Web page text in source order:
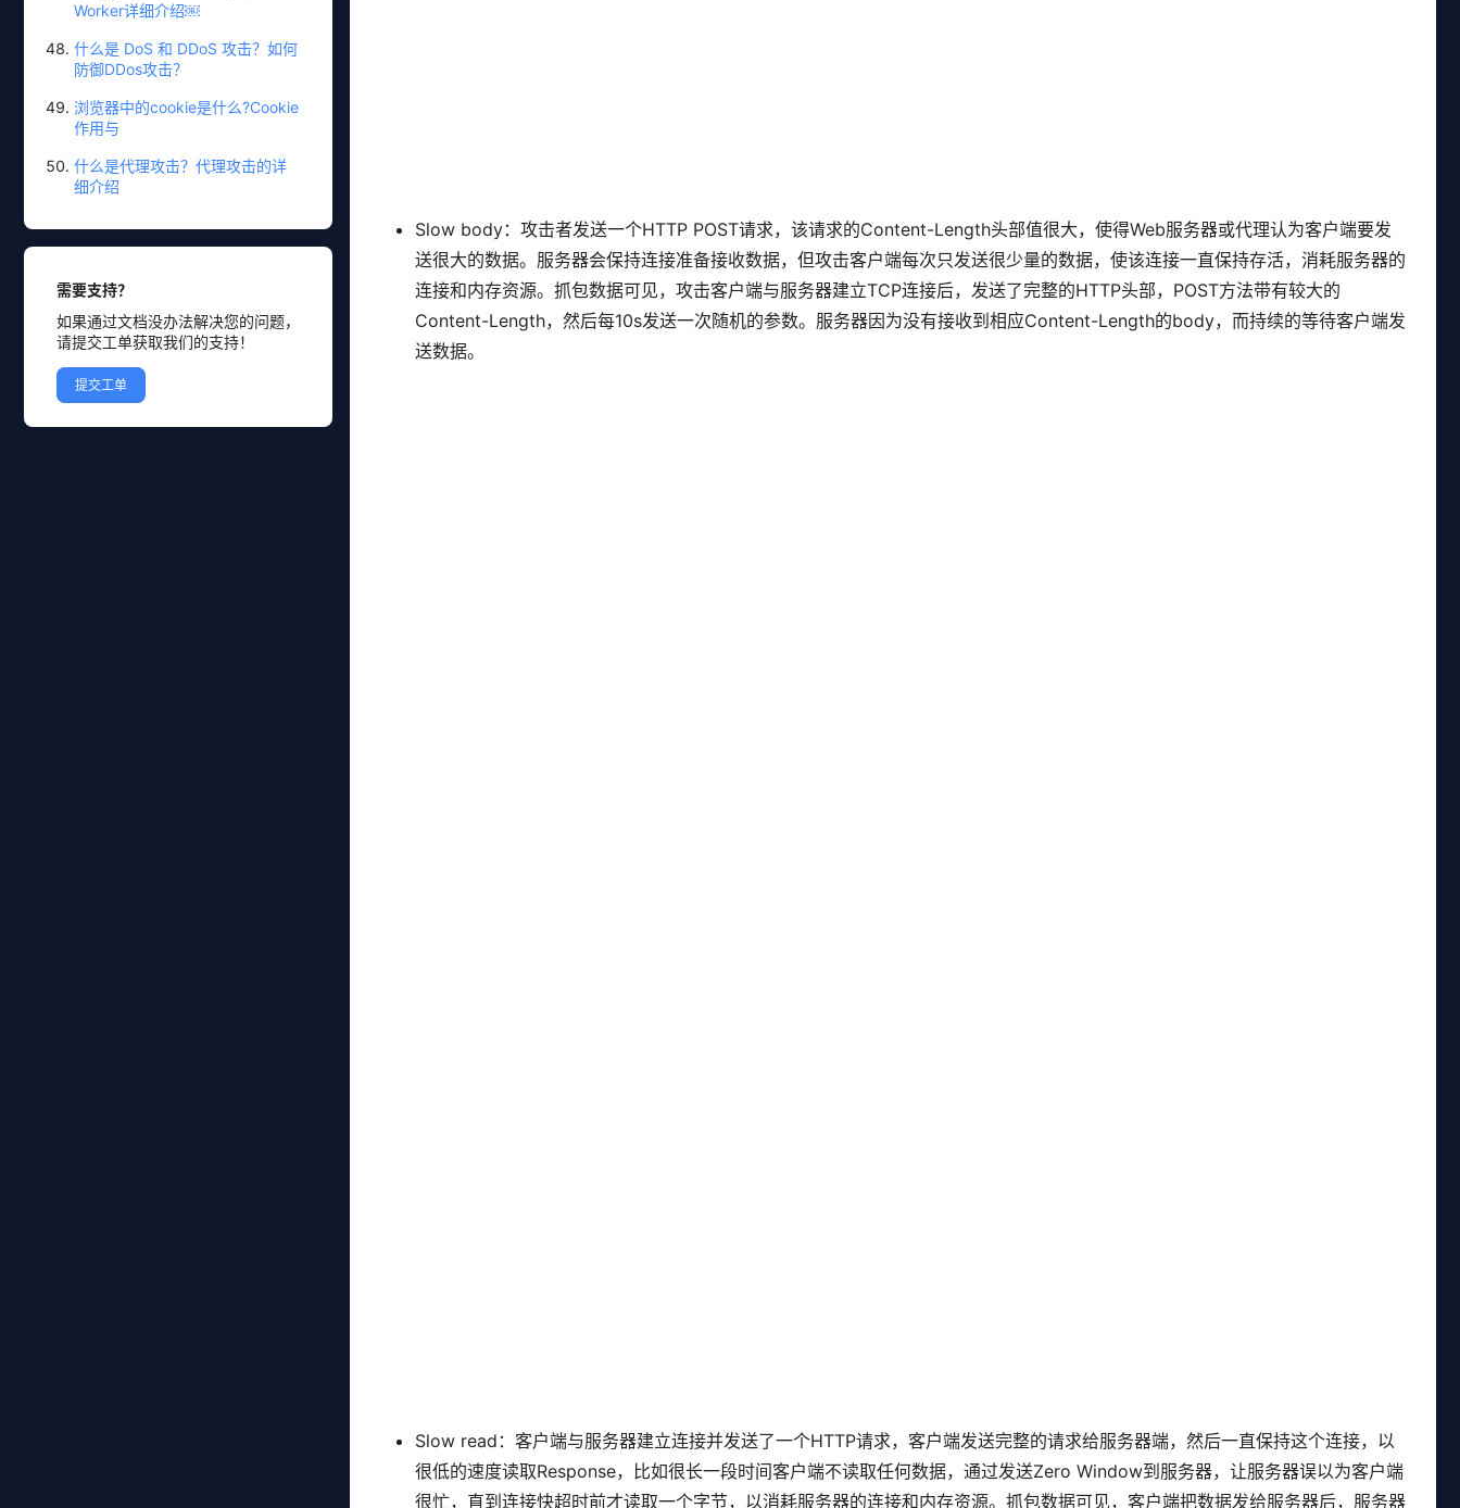
Worker详细介绍￼
什么是 DoS 和 DDoS 攻击？如何
防御DDos攻击？
浏览器中的cookie是什么?Cookie
作用与
什么是代理攻击？代理攻击的详
细介绍
需要支持？
如果通过文档没办法解决您的问题，
请提交工单获取我们的支持！
提交工单
Slow body：攻击者发送一个HTTP POST请求，该请求的Content-Length头部值很大，使得Web服务器或代理认为客户端要发
送很大的数据。服务器会保持连接准备接收数据，但攻击客户端每次只发送很少量的数据，使该连接一直保持存活，消耗服务器的
连接和内存资源。抓包数据可见，攻击客户端与服务器建立TCP连接后，发送了完整的HTTP头部，POST方法带有较大的
Content-Length，然后每10s发送一次随机的参数。服务器因为没有接收到相应Content-Length的body，而持续的等待客户端发
送数据。
Slow read：客户端与服务器建立连接并发送了一个HTTP请求，客户端发送完整的请求给服务器端，然后一直保持这个连接，以
很低的速度读取Response，比如很长一段时间客户端不读取任何数据，通过发送Zero Window到服务器，让服务器误以为客户端
很忙，直到连接快超时前才读取一个字节，以消耗服务器的连接和内存资源。抓包数据可见，客户端把数据发给服务器后，服务器